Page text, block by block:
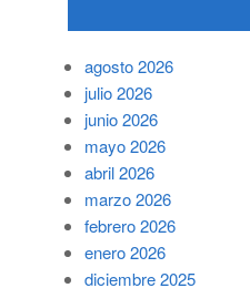
agosto 2026
julio 2026
junio 2026
mayo 2026
abril 2026
marzo 2026
febrero 2026
enero 2026
diciembre 2025